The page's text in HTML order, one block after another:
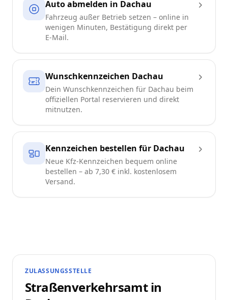
Auto abmelden in Dachau
Fahrzeug außer Betrieb setzen – online in
wenigen Minuten, Bestätigung direkt per
E-Mail.
Wunschkennzeichen Dachau
Dein Wunschkennzeichen für Dachau beim
offiziellen Portal reservieren und direkt
mitnutzen.
Kennzeichen bestellen für Dachau
Neue Kfz-Kennzeichen bequem online
bestellen – ab 7,30 € inkl. kostenlosem
Versand.
ZULASSUNGSSTELLE
Straßenverkehrsamt in